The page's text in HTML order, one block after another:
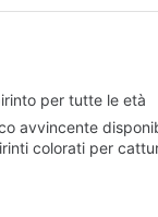
per tutte le età
avvincente
colorati per